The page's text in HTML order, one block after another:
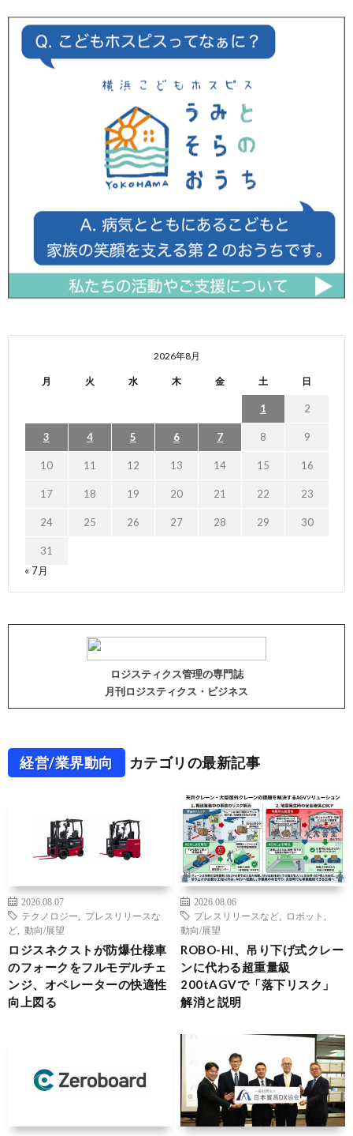
2026年8月
月 火 水 木 金 土 日
1 2
3 4 5 6 7 8 9
10 11 12 13 14 15 16
17 18 19 20 21 22 23
24 25 26 27 28 29 30
31
« 7月
ロジスティクス管理の専門誌
月刊ロジスティクス・ビジネス
経営/業界動向 カテゴリの最新記事
2026.08.07
テクノロジー
プレスリリースな
ど
動向/展望
ロジスネクストが防爆仕様車
のフォークをフルモデルチェ
ンジ、オペレーターの快適性
向上図る
2026.08.06
プレスリリースなど
ロボット
動向/展望
ROBO-HI、吊り下げ式クレー
ンに代わる超重量級
200tAGVで「落下リスク」
解消と説明